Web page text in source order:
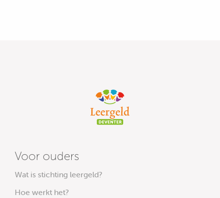
Voor ouders
Wat is stichting leergeld?
Hoe werkt het?